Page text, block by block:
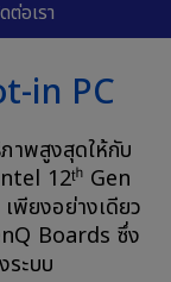
ต่อเรา
in PC
าพสูงสุดให้กับ
12ᵗʰ Gen
พียงอย่างเดียว
Boards ซึ่ง
ระบบ